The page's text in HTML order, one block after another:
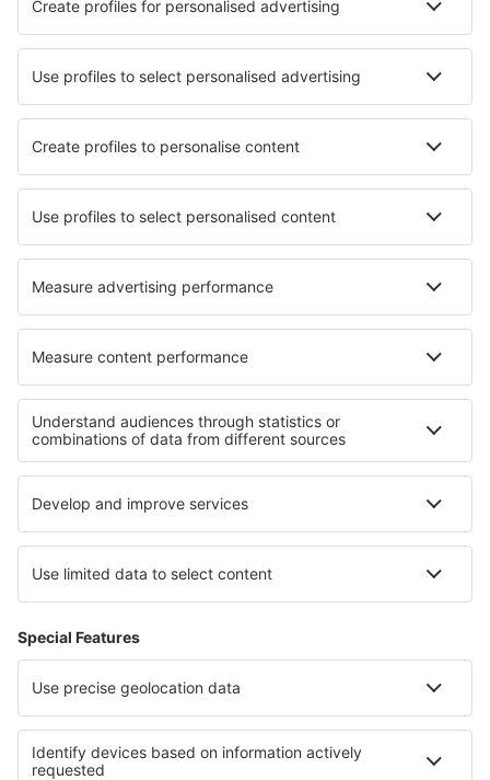
Verblijf in Bockhorn Verblijf in La Pomarède
Verblijf in Londonderry Verblijf in Cascastel-des-Corbières
Beste accommodatie - regio's
Verblijf in Nationaal park Marakele
Verblijf in het Madikwe Game Reserve
Verblijf in het Addo Elephant National Park Verblijf in Kaapstad
Verblijf Plovdiv province Verblijf in Chiapas
Verblijf in Napa Valley Verblijf in Scotland
Verblijf in Santander